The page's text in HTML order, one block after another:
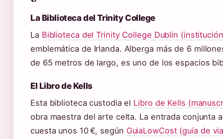
La Biblioteca del Trinity College
La Biblioteca del Trinity College Dublin
emblemática de Irlanda. Alberga más de 6
de 65 metros de largo, es uno de los espacios
El Libro de Kells
Esta biblioteca custodia el Libro de Kells
obra maestra del arte celta. La entrada conjunta
cuesta unos 10 €, según GuiaLowCost (guía de